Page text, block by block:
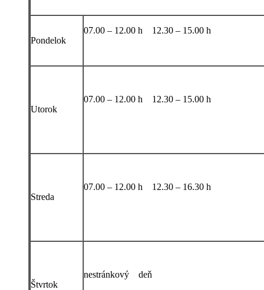
Pondelok
07.00 – 12.00 h 12.30 – 15.00 h
Utorok
07.00 – 12.00 h 12.30 – 15.00 h
Streda
07.00 – 12.00 h 12.30 – 16.30 h
Štvrtok
nestránkový deň